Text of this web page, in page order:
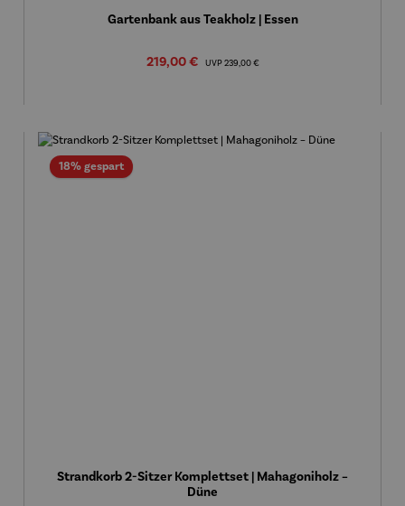
Gartenbank aus Teakholz | Essen
Verkaufspreis:
219,00 € UVPRegulärer Preis:
239,00 €
18% gespartRabatt
Strandkorb 2-Sitzer Komplettset | Mahagoniholz –
Düne